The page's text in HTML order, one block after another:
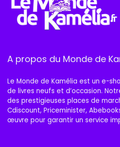
A propos du Monde de
Le Monde de Kamélia est un e-
de livres neufs et d’occasion.
des prestigieuses places de
Cdiscount, Priceminister,
œuvre pour garantir un service